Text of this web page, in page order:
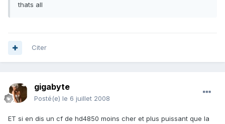
thats all
Citer
gigabyte
Posté(e) le 6 juillet 2008
ET si en dis un cf de hd4850 moins cher et plus puissant que la